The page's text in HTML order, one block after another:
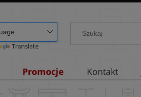
Translate
Promocje Kontakt